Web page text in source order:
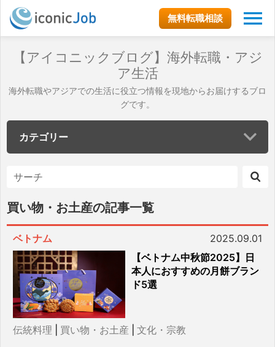
無料転職相談
【アイコニックブログ】海外転職・アジ
ア生活
海外転職やアジアでの生活に役立つ情報を現地からお届けするブロ
グです。
カテゴリー
買い物・お土産の記事一覧
ベトナム
2025.09.01
【ベトナム中秋節2025】日
本人におすすめの月餅ブラン
ド5選
伝統料理 買い物・お土産 文化・宗教